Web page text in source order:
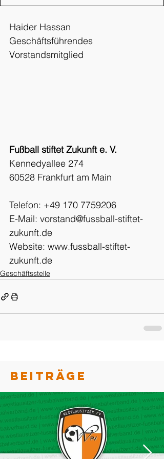
Haider Hassan
Geschäftsführendes
Vorstandsmitglied
Fußball stiftet Zukunft e. V.
Kennedyallee 274
60528 Frankfurt am Main
Telefon: +49 170 7759206
E-Mail: vorstand@fussball-stiftet-
zukunft.de
Website: www.fussball-stiftet-
zukunft.de
Geschäftsstelle
BEITRÄGE